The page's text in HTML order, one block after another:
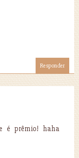
Responder
é prêmio! haha